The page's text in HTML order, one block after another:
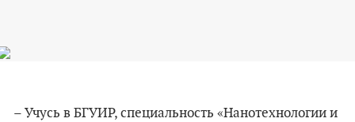
– Учусь в БГУИР, специальность «Нанотехнологии и